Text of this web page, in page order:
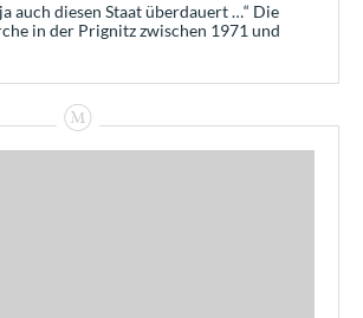
auch diesen Staat überdauert …“ Die
in der Prignitz zwischen 1971 und